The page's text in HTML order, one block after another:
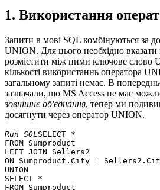
1. Використання
Запити в мові SQL комбінуються за
UNION. Для цього необхідно
розмістити між ними ключове
кількості використаннь оператора
загальному запиті немає. В
зазначали, що MS Access не має
зовнішнє об'єднання, тепер ми
досягнути через оператор UNION.
Run SQL SELECT *
FROM Sumproduct
LEFT JOIN Sellers2
ON Sumproduct.City =
UNION
SELECT *
FROM Sumproduct